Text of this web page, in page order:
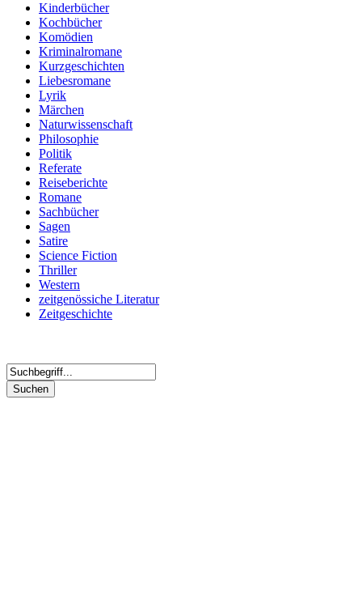
Kinderbücher
Kochbücher
Komödien
Kriminalromane
Kurzgeschichten
Liebesromane
Lyrik
Märchen
Naturwissenschaft
Philosophie
Politik
Referate
Reiseberichte
Romane
Sachbücher
Sagen
Satire
Science Fiction
Thriller
Western
zeitgenössiche Literatur
Zeitgeschichte